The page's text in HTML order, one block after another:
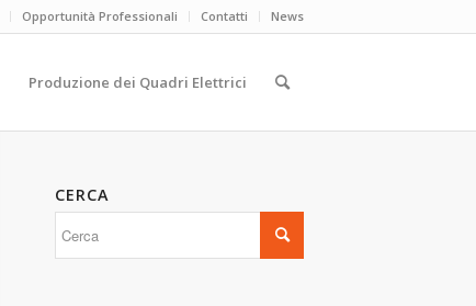
Opportunità Professionali Contatti News
Produzione dei Quadri Elettrici
CERCA